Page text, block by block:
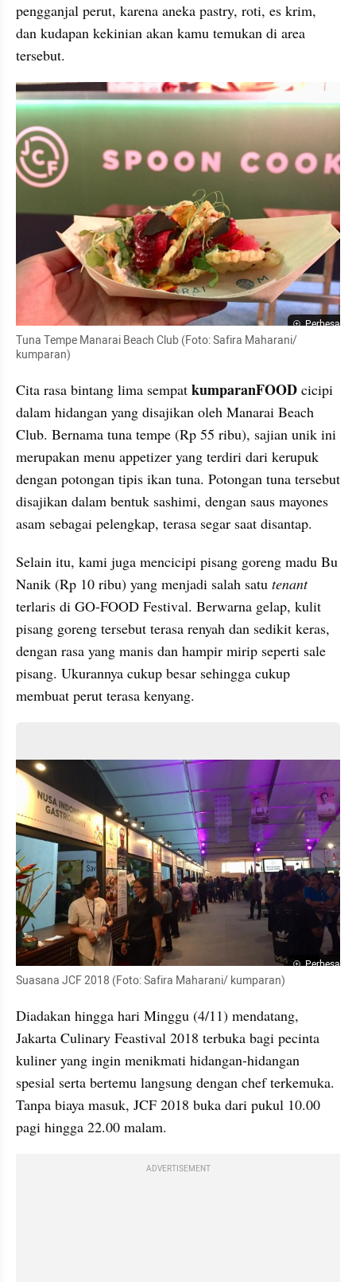
pengganjal perut, karena aneka pastry, roti, es krim,
dan kudapan kekinian akan kamu temukan di area
tersebut.
Perbesar
Tuna Tempe Manarai Beach Club (Foto: Safira Maharani/
kumparan)
Cita rasa bintang lima sempat kumparanFOOD cicipi
dalam hidangan yang disajikan oleh Manarai Beach
Club. Bernama tuna tempe (Rp 55 ribu), sajian unik ini
merupakan menu appetizer yang terdiri dari kerupuk
dengan potongan tipis ikan tuna. Potongan tuna tersebut
disajikan dalam bentuk sashimi, dengan saus mayones
asam sebagai pelengkap, terasa segar saat disantap.
Selain itu, kami juga mencicipi pisang goreng madu Bu
Nanik (Rp 10 ribu) yang menjadi salah satu
tenant
terlaris di GO-FOOD Festival. Berwarna gelap, kulit
pisang goreng tersebut terasa renyah dan sedikit keras,
dengan rasa yang manis dan hampir mirip seperti sale
pisang. Ukurannya cukup besar sehingga cukup
membuat perut terasa kenyang.
Perbesar
Suasana JCF 2018 (Foto: Safira Maharani/ kumparan)
Diadakan hingga hari Minggu (4/11) mendatang,
Jakarta Culinary Feastival 2018 terbuka bagi pecinta
kuliner yang ingin menikmati hidangan-hidangan
spesial serta bertemu langsung dengan chef terkemuka.
Tanpa biaya masuk, JCF 2018 buka dari pukul 10.00
pagi hingga 22.00 malam.
ADVERTISEMENT